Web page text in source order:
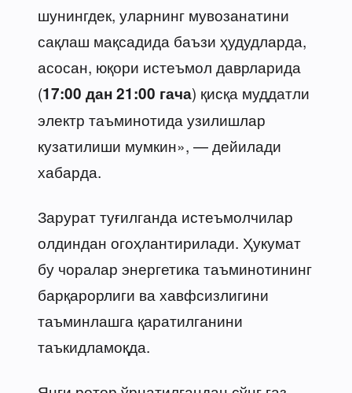
шунингдек, уларнинг мувозанатини
сақлаш мақсадида баъзи ҳудудларда,
асосан, юқори истеъмол даврларида
(17:00 дан 21:00 гача) қисқа муддатли
электр таъминотида узилишлар
кузатилиши мумкин», — дейилади
хабарда.
Зарурат туғилганда истеъмолчилар
олдиндан огоҳлантирилади. Ҳукумат
бу чоралар энергетика таъминотининг
барқарорлиги ва хавфсизлигини
таъминлашга қаратилганини
таъкидламоқда.